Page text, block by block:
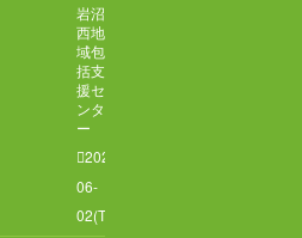
岩沼
西地
域包
括支
援セ
ンタ
ー
2026-
06-
02(Tue)